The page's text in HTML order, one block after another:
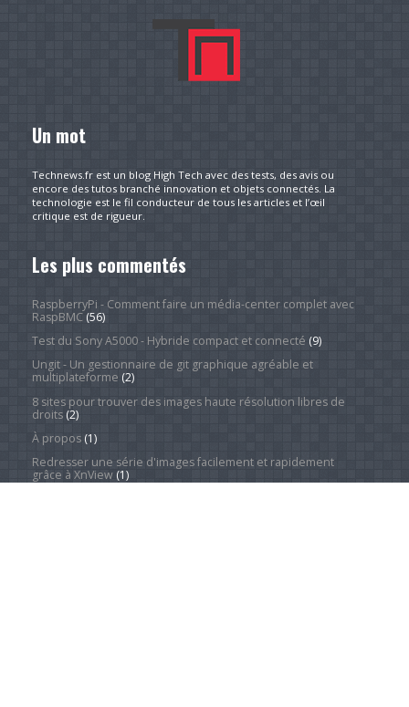
Un mot
Technews.fr est un blog High Tech avec des tests, des avis ou
encore des tutos branché innovation et objets connectés. La
technologie est le fil conducteur de tous les articles et l’œil
critique est de rigueur.
Les plus commentés
RaspberryPi - Comment faire un média-center complet avec
RaspBMC(56)
Test du Sony A5000 - Hybride compact et connecté (9)
Ungit - Un gestionnaire de git graphique agréable et
multiplateforme (2)
8 sites pour trouver des images haute résolution libres de
droits(2)
À propos(1)
Redresser une série d'images facilement et rapidement
grâce à XnView(1)